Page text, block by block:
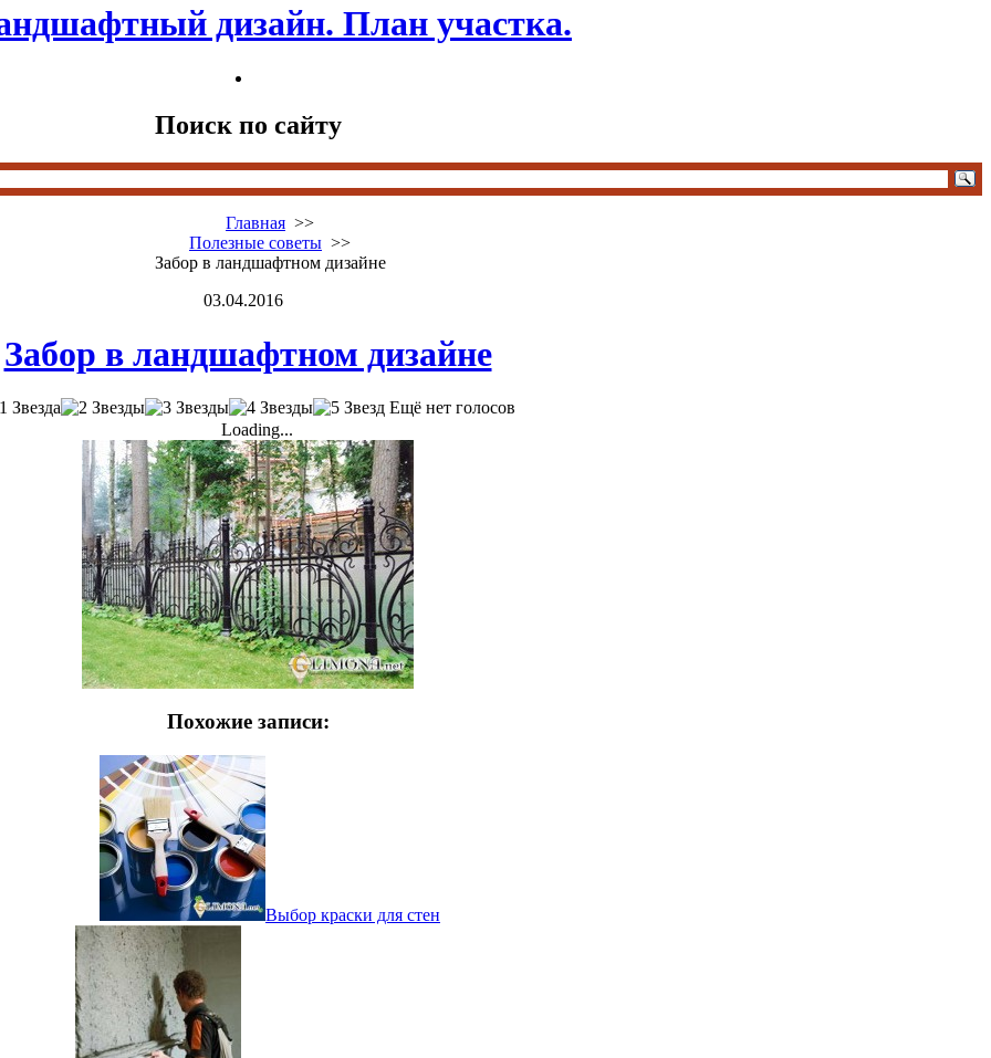
дизайн. План участка.
Поиск по сайту
Главная >>
Полезные советы >>
Забор в ландшафтном дизайне
03.04.2016
Забор в ландшафтном дизайне
Ещё нет голосов
Loading...
Похожие записи:
Выбор краски для стен